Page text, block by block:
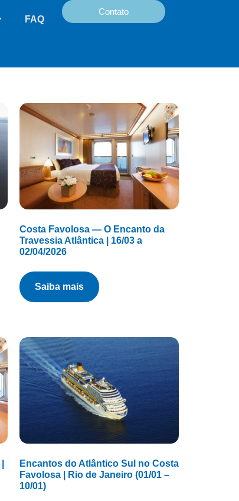
FAQ
Contato
Costa Favolosa — O Encanto da
Travessia Atlântica | 16/03 a
02/04/2026
saiba mais
Encantos do Atlântico Sul no Costa
Favolosa | Rio de Janeiro (01/01 –
10/01)